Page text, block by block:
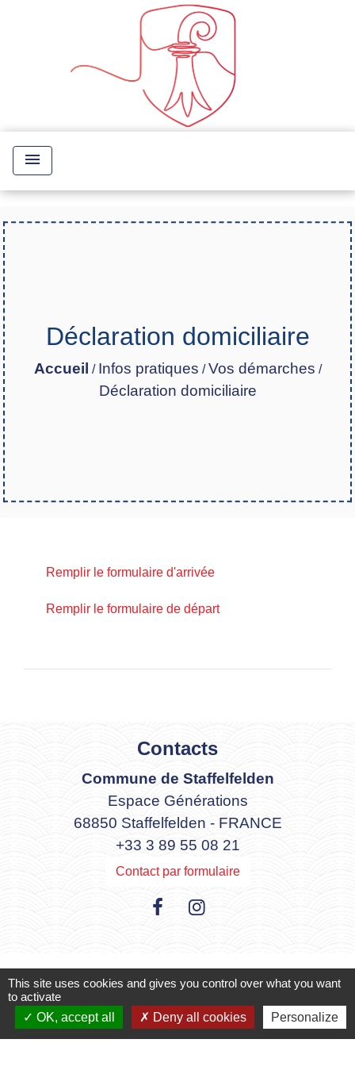
menu
Déclaration domiciliaire
Accueil / Infos pratiques /Vos démarches /
Déclaration domiciliaire
Remplir le formulaire d'arrivée
Remplir le formulaire de départ
Contacts
Commune de Staffelfelden
Espace Générations
68850 Staffelfelden - FRANCE
+33 3 89 55 08 21
Contact par formulaire
Mentions légales - Politique de confidentialité -
Accessibilité - Plan du site -
This site uses cookies and gives you control over what you want
to activate
OK, accept all
Deny all cookies Personalize